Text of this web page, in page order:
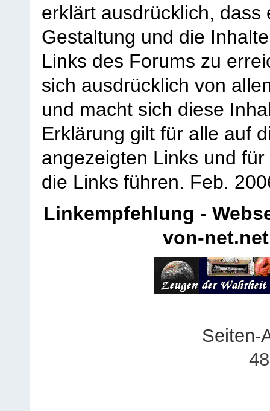
erklärt ausdrücklich,
Gestaltung und die
Links des Forums zu
sich ausdrücklich von
und macht sich diese
Erklärung gilt für alle auf
angezeigten Links und
die Links führen. Feb.
Linkempfehlung -
von-net.net
Seiten-